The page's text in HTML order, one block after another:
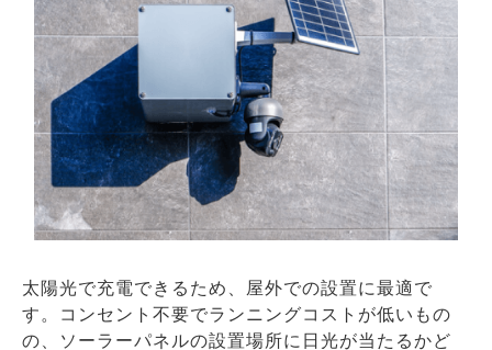
太陽光で充電できるため、屋外での設置に最適で
す。コンセント不要でランニングコストが低いもの
の、ソーラーパネルの設置場所に日光が当たるかど